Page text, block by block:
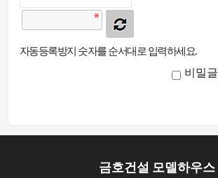
자동등록방지 숫자를 순서대로 입력하세요.
비밀글
금호건설 모델하우스